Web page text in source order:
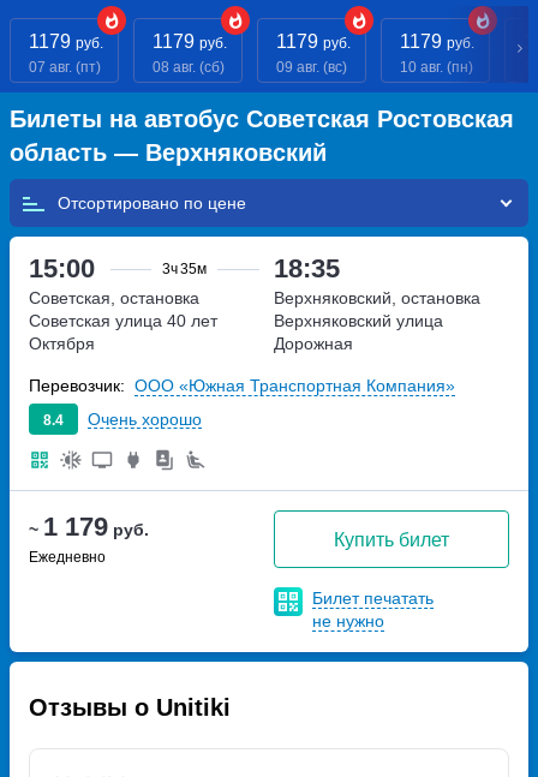
1179 руб.
07 авг. (пт)
1179 руб.
08 авг. (сб)
1179 руб.
09 авг. (вс)
1179 руб.
10 авг. (пн)
Билеты на автобус Советская Ростовская
область — Верхняковский
Отсортировано по
15:00 3ч35м 18:35
~ 1 179 руб.
Ежедневно
Купить билет
Билет печатать
не нужно
Советская, остановка
Советская улица 40 лет
Октября
Верхняковский, остановка
Верхняковский улица
Дорожная
8.4 Очень хорошо
Перевозчик: ООО «Южная Транспортная Компания»
Отзывы о Unitiki